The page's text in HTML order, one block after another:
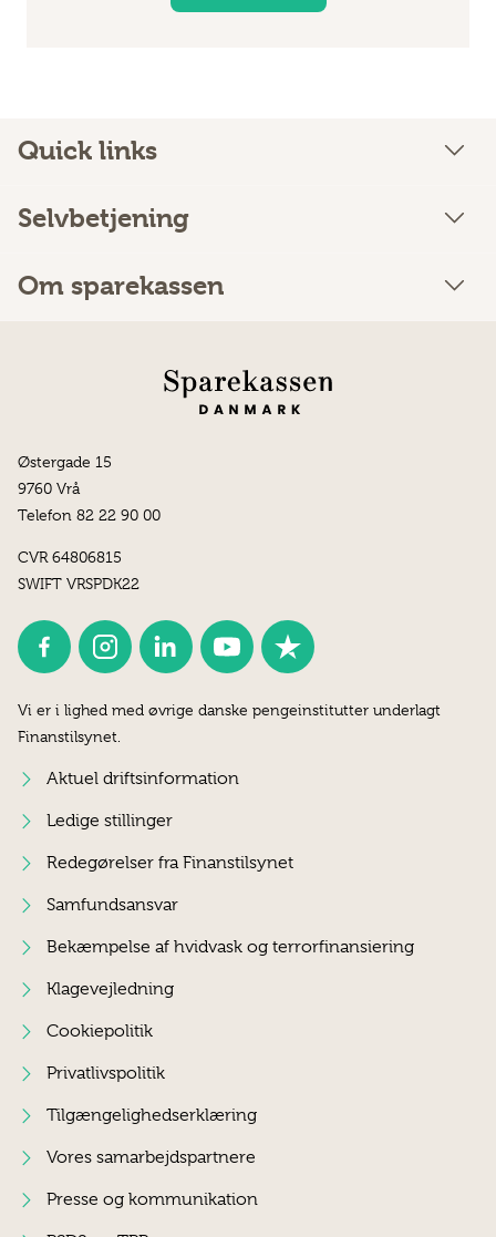
Quick links
Selvbetjening
Om sparekassen
Østergade 15
9760 Vrå
Telefon 82 22 90 00
CVR 64806815
SWIFT VRSPDK22
Vi er i lighed med øvrige danske pengeinstitutter underlagt
Finanstilsynet.
Aktuel driftsinformation
Ledige stillinger
Redegørelser fra Finanstilsynet
Samfundsansvar
Bekæmpelse af hvidvask og terrorfinansiering
Klagevejledning
Cookiepolitik
Privatlivspolitik
Tilgængelighedserklæring
Vores samarbejdspartnere
Presse og kommunikation